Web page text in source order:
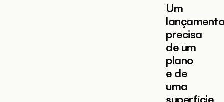
Um
precisa
de um
plano
e de
uma
superfície